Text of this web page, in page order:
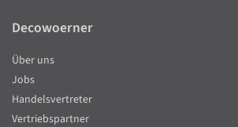
Decowoerner
Über uns
Jobs
Handelsvertreter
Vertriebspartner